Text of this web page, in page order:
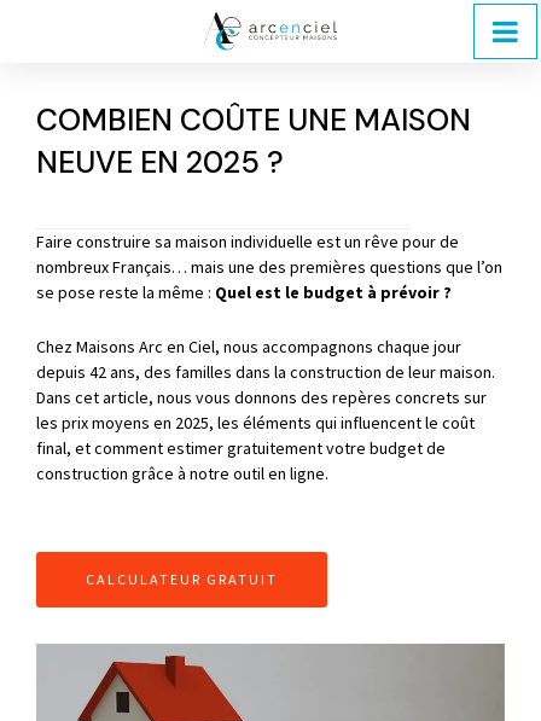
COMBIEN COÛTE UNE MAISON
NEUVE EN 2025 ?
Faire construire sa maison individuelle est un rêve pour de
nombreux Français… mais une des premières questions que l’on
se pose reste la même : Quel est le budget à prévoir ?
Chez Maisons Arc en Ciel, nous accompagnons chaque jour
depuis 42 ans, des familles dans la construction de leur maison.
Dans cet article, nous vous donnons des repères concrets sur
les prix moyens en 2025, les éléments qui influencent le coût
final, et comment estimer gratuitement votre budget de
construction grâce à notre outil en ligne.
CALCULATEUR GRATUIT